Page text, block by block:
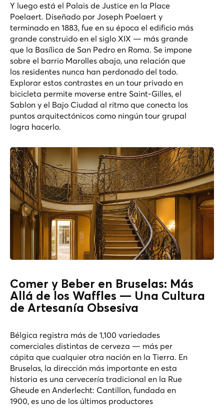
Y luego está el Palais de Justice en la Place
Poelaert. Diseñado por Joseph Poelaert y
terminado en 1883, fue en su época el edificio más
grande construido en el siglo XIX — más grande
que la Basílica de San Pedro en Roma. Se impone
sobre el barrio Marolles abajo, una relación que
los residentes nunca han perdonado del todo.
Explorar estos contrastes en un tour privado en
bicicleta permite moverse entre Saint-Gilles, el
Sablon y el Bajo Ciudad al ritmo que conecta los
puntos arquitectónicos como ningún tour grupal
logra hacerlo.
Comer y Beber en Bruselas: Más
Allá de los Waffles — Una Cultura
de Artesanía Obsesiva
Bélgica registra más de 1,100 variedades
comerciales distintas de cerveza — más per
cápita que cualquier otra nación en la Tierra. En
Bruselas, la dirección más importante en esta
historia es una cervecería tradicional en la Rue
Gheude en Anderlecht: Cantillon, fundada en
1900, es uno de los últimos productores